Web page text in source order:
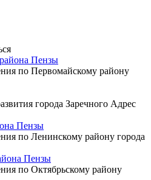
Пензы
по Первомайскому району
города Заречного Адрес
Пензы
по Ленинскому району города
Пензы
по Октябрьскому району